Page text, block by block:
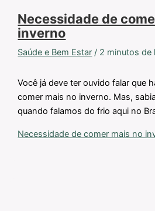
Necessidade de
inverno
Saúde e Bem Estar / 2 minutos de
Você já deve ter ouvido falar que
comer mais no inverno. Mas,
quando falamos do frio aqui no
Necessidade de comer mais no